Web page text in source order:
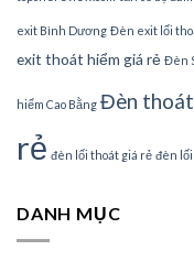
exit Bình Dương Đèn exit lối
exit thoát hiểm giá rẻ Đèn
hiểm Cao Bằng Đèn thoát
rẻ đèn lối thoát giá rẻ đèn
DANH MỤC